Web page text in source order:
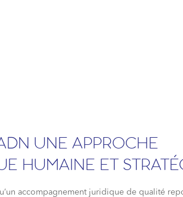
UNE APPROCHE
HUMAINE ET
accompagnement juridique de qualité